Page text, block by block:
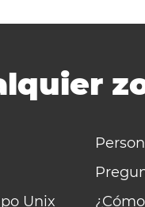
Unix